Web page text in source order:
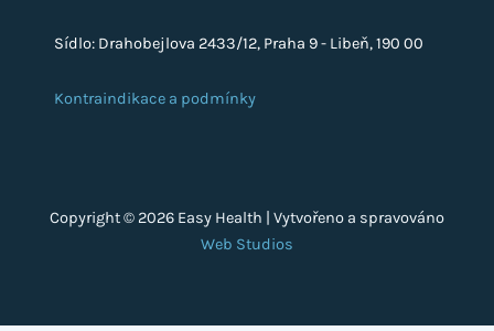
Sídlo: Drahobejlova 2433/12, Praha 9 - Libeň, 190 00
Kontraindikace a podmínky
Copyright © 2026 Easy Health | Vytvořeno a spravováno
Web Studios